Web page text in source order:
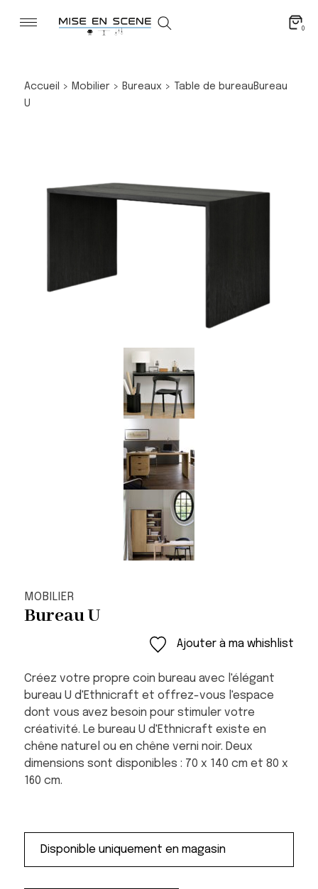
0
Accueil > Mobilier> Bureaux > Table de bureau Bureau
U
MOBILIER
Bureau U
Ajouter à ma whishlist
Créez votre propre coin bureau avec l'élégant
bureau U d'Ethnicraft et offrez-vous l'espace
dont vous avez besoin pour stimuler votre
créativité. Le bureau U d'Ethnicraft existe en
chêne naturel ou en chêne verni noir. Deux
dimensions sont disponibles : 70 x 140 cm et 80 x
160 cm.